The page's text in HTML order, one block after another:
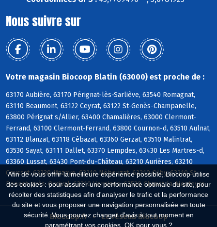
Afin de vous offrir la meilleure expérience possible, Biocoop utilise
des cookies : pour assurer une performance optimale du site, pour
récolter des statistiques afin d'analyser le trafic et la performance
du site et vous proposer une navigation personnalisée en toute
sécurité. Vous pouvez changer d'avis à tout moment en
paramétrant vos cookies. OK pour vous ?
Nous suivre sur
Votre magasin Biocoop Blatin (63000) est proche de :
63170 Aubière, 63170 Pérignat-lès-Sarliève, 63540 Romagnat,
63110 Beaumont, 63122 Ceyrat, 63122 St-Genès-Champanelle,
63800 Pérignat s/Allier, 63400 Chamalières, 63000 Clermont-
Ferrand, 63100 Clermont-Ferrand, 63800 Cournon-d, 63510 Aulnat,
63112 Blanzat, 63118 Cébazat, 63360 Gerzat, 63510 Malintrat,
63530 Sayat, 63111 Dallet, 63370 Lempdes, 63430 Les Martres-d,
63360 Lussat, 63430 Pont-du-Château, 63210 Aurières, 63210
Ceyssat, 63230 Mazaye, 63210 Nébouzat, 63210 Olby, 63210 St-
Bonnet-près-Orcival, 63210 Vernines, 63530 Chanat-la-Mouteyre
Biocoop.fr
Le réseau Biocoop